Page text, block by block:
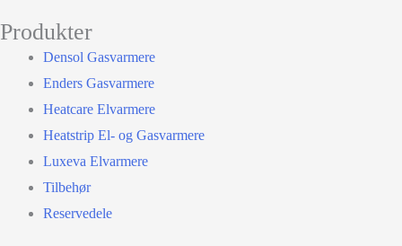
Produkter
Densol Gasvarmere
Enders Gasvarmere
Heatcare Elvarmere
Heatstrip El- og Gasvarmere
Luxeva Elvarmere
Tilbehør
Reservedele